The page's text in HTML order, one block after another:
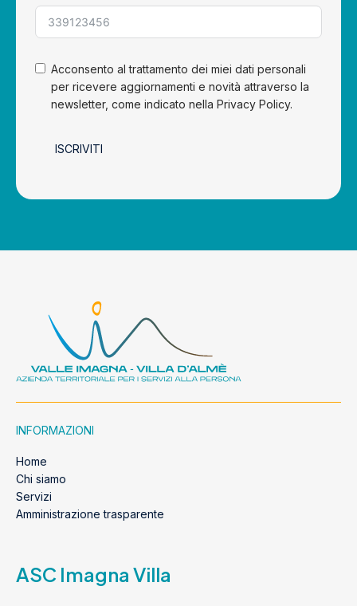
Acconsento al trattamento dei miei dati personali
per ricevere aggiornamenti e novità attraverso la
newsletter, come indicato nella Privacy Policy.
ISCRIVITI
INFORMAZIONI
Home
Chi siamo
Servizi
Amministrazione trasparente
ASC Imagna Villa